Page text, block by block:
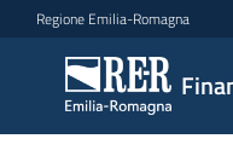
Vai al contenuto
Vai alla navigazione
Vai al footer
Regione Emilia-Romagna
Finanze